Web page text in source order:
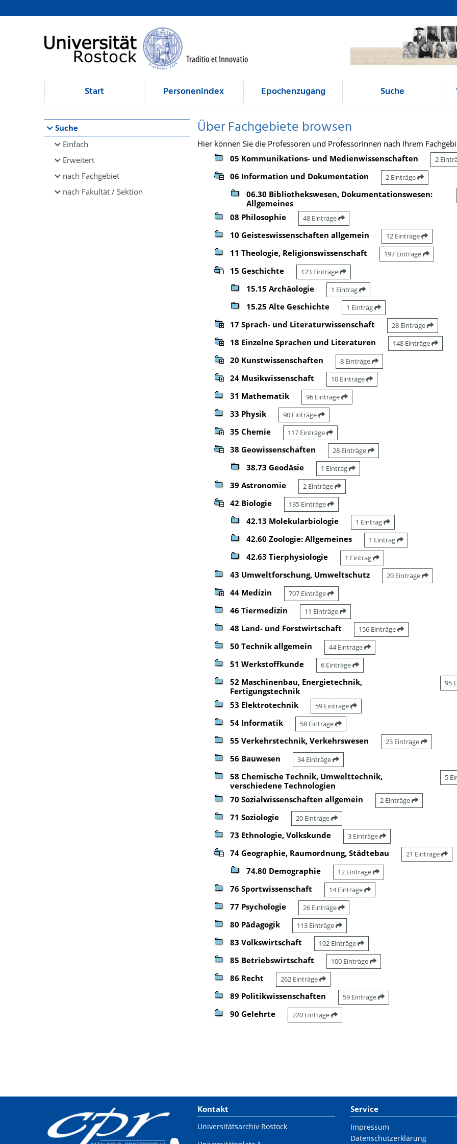
Browsen
direkt zum Inhalt
Start Personenindex Epochenzugang Suche
Suche
Einfach
Erweitert
nach Fachgebiet
nach Fakultät / Sektion
Über Fachgebiete browsen
Hier können Sie die Professoren und Professorinnen nach Ihrem
05 Kommunikations- und Medienwissenschaften
2
06 Information und Dokumentation 2 Einträge
06.30 Bibliothekswesen, Dokumentationswesen:
Allgemeines
08 Philosophie 48 Einträge
10 Geisteswissenschaften allgemein 12 Einträge
11 Theologie, Religionswissenschaft 197 Einträge
15 Geschichte 123 Einträge
15.15 Archäologie 1 Eintrag
15.25 Alte Geschichte 1 Eintrag
17 Sprach- und Literaturwissenschaft 28 Einträge
18 Einzelne Sprachen und Literaturen 148 Einträge
20 Kunstwissenschaften 8 Einträge
24 Musikwissenschaft 10 Einträge
31 Mathematik 96 Einträge
33 Physik 90 Einträge
35 Chemie 117 Einträge
38 Geowissenschaften 28 Einträge
38.73 Geodäsie 1 Eintrag
39 Astronomie 2 Einträge
42 Biologie 135 Einträge
42.13 Molekularbiologie 1 Eintrag
42.60 Zoologie: Allgemeines 1 Eintrag
42.63 Tierphysiologie 1 Eintrag
43 Umweltforschung, Umweltschutz 20 Einträge
44 Medizin 707 Einträge
46 Tiermedizin 11 Einträge
48 Land- und Forstwirtschaft 156 Einträge
50 Technik allgemein 44 Einträge
51 Werkstoffkunde 6 Einträge
52 Maschinenbau, Energietechnik,
Fertigungstechnik
95
53 Elektrotechnik 59 Einträge
54 Informatik 58 Einträge
55 Verkehrstechnik, Verkehrswesen 23 Einträge
56 Bauwesen 34 Einträge
58 Chemische Technik, Umwelttechnik,
verschiedene Technologien
5
70 Sozialwissenschaften allgemein 2 Einträge
71 Soziologie 20 Einträge
73 Ethnologie, Volkskunde 3 Einträge
74 Geographie, Raumordnung, Städtebau 21 Einträge
74.80 Demographie 12 Einträge
76 Sportwissenschaft 14 Einträge
77 Psychologie 26 Einträge
80 Pädagogik 113 Einträge
83 Volkswirtschaft 102 Einträge
85 Betriebswirtschaft 100 Einträge
86 Recht 262 Einträge
89 Politikwissenschaften 59 Einträge
90 Gelehrte 220 Einträge
Kontakt
Universitätsarchiv Rostock
Service
Impressum
Datenschutzerklärung